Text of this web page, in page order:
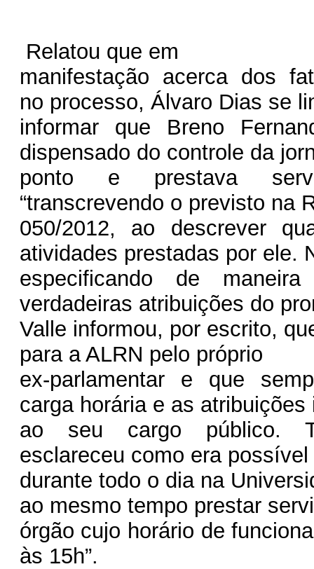
Relatou que em
manifestação acerca dos
no processo, Álvaro Dias se
informar que Breno
dispensado do controle da
ponto e prestava
“transcrevendo o previsto na
050/2012, ao descrever
atividades prestadas por ele.
especificando de
verdadeiras atribuições do
Valle informou, por escrito,
para a ALRN pelo próprio
ex-parlamentar e que
carga horária e as atribuições
ao seu cargo público.
esclareceu como era possível
durante todo o dia na
ao mesmo tempo prestar
órgão cujo horário de
às 15h”.